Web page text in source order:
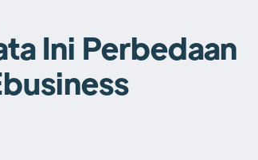
Ini Perbedaan